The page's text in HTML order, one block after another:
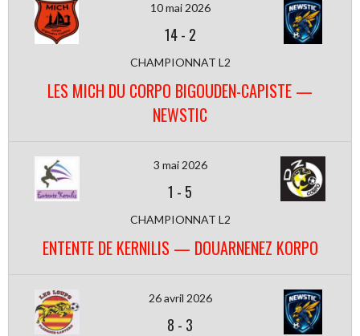
10 mai 2026
14- 2
CHAMPIONNAT L2
LES MICH DU CORPO BIGOUDEN-CAPISTE —
NEWSTIC
3 mai 2026
1 - 5
CHAMPIONNAT L2
ENTENTE DE KERNILIS — DOUARNENEZ KORPO
26 avril 2026
8 - 3